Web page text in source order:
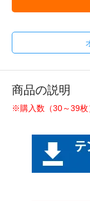
商品の説明
※購入数（30～39枚